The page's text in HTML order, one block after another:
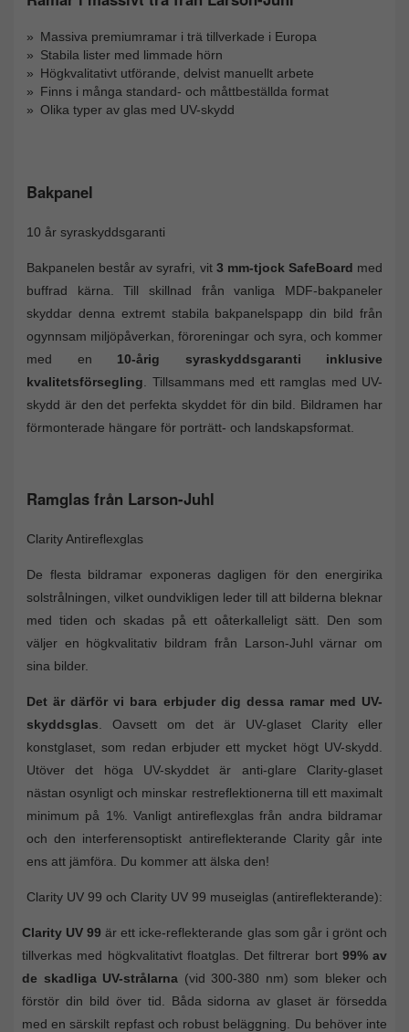
Massiva premiumramar i trä tillverkade i Europa
Stabila lister med limmade hörn
Högkvalitativt utförande, delvist manuellt arbete
Finns i många standard- och måttbeställda format
Olika typer av glas med UV-skydd
Bakpanel
10 år syraskyddsgaranti
Bakpanelen består av syrafri, vit3 mm-tjock SafeBoard med
buffrad kärna. Till skillnad från vanliga MDF-bakpaneler
skyddar denna extremt stabila bakpanelspapp din bild från
ogynnsam miljöpåverkan, föroreningar och syra, och kommer
med en 10-årig syraskyddsgaranti inklusive
kvalitetsförsegling . Tillsammans med ett ramglas med UV-
skydd är den det perfekta skyddet för din bild. Bildramen har
förmonterade hängare för porträtt- och landskapsformat.
Ramglas från Larson-Juhl
Clarity Antireflexglas
De flesta bildramar exponeras dagligen för den energirika
solstrålningen, vilket oundvikligen leder till att bilderna bleknar
med tiden och skadas på ett oåterkalleligt sätt. Den som
väljer en högkvalitativ bildram från Larson-Juhl värnar om
sina bilder.
Det är därför vi bara erbjuder dig dessa ramar med UV-
skyddsglas . Oavsett om det är UV-glaset Clarity eller
konstglaset, som redan erbjuder ett mycket högt UV-skydd.
Utöver det höga UV-skyddet är anti-glare Clarity-glaset
nästan osynligt och minskar restreflektionerna till ett maximalt
minimum på 1%. Vanligt antireflexglas från andra bildramar
och den interferensoptiskt antireflekterande Clarity går inte
ens att jämföra. Du kommer att älska den!
Clarity UV 99 och Clarity UV 99 museiglas (antireflekterande):
Clarity UV 99 är ett icke-reflekterande glas som går i grönt och
tillverkas med högkvalitativt floatglas. Det filtrerar bort 99% av
de skadliga UV-strålarna (vid 300-380 nm) som bleker och
förstör din bild över tid. Båda sidorna av glaset är försedda
med en särskilt repfast och robust beläggning. Du behöver inte